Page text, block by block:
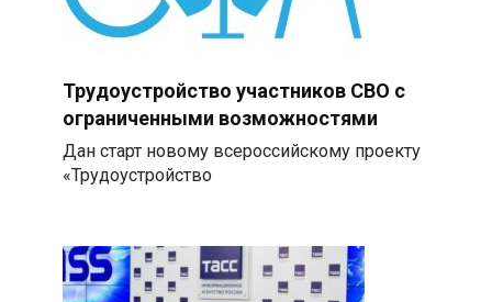
Трудоустройство участников СВО с
ограниченными возможностями
Дан старт новому всероссийскому проекту
«Трудоустройство